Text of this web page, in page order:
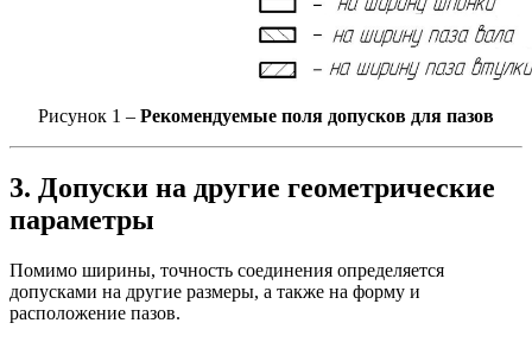
Рисунок 1 – Рекомендуемые поля допусков для пазов
3. Допуски на другие геометрические
параметры
Помимо ширины, точность соединения определяется
допусками на другие размеры, а также на форму и
расположение пазов.